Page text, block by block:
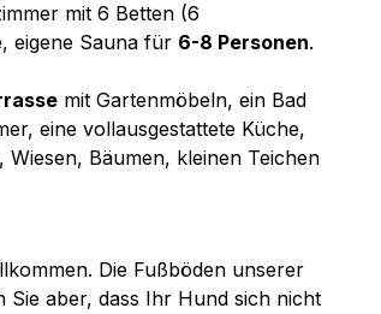
mit 6 Betten (6
eigene Sauna für 6-8 Personen.
mit Gartenmöbeln, ein Bad
eine vollausgestattete Küche,
, Wiesen, Bäumen, kleinen Teichen
Die Fußböden unserer
Sie aber, dass Ihr Hund sich nicht